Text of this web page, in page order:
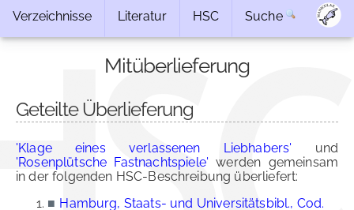
Verzeichnisse Literatur HSC Suche
Mitüberlieferung
Geteilte Überlieferung
'Klage eines verlassenen Liebhabers' und
'Rosenplütsche Fastnachtspiele' werden gemeinsam
in der folgenden HSC-Beschreibung überliefert:
■ Hamburg, Staats- und Universitätsbibl., Cod.